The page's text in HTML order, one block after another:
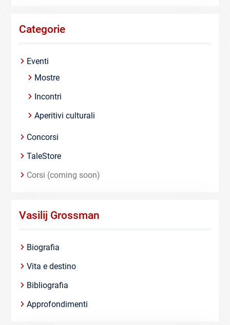
Categorie
Eventi
Mostre
Incontri
Aperitivi culturali
Concorsi
TaleStore
Corsi (coming soon)
Vasilij Grossman
Biografia
Vita e destino
Bibliografia
Approfondimenti